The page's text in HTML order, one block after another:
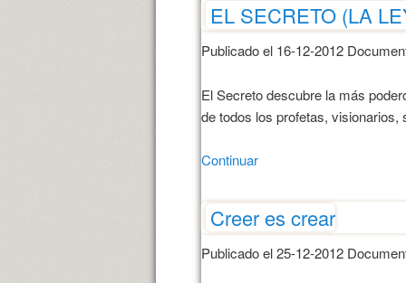
EL SECRETO (LA
Publicado el 16-12-2012
El Secreto descubre la más
de todos los profetas,
Continuar
Creer es crear
Publicado el 25-12-2012